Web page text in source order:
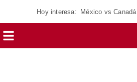
Hoy interesa: México vs Canadá